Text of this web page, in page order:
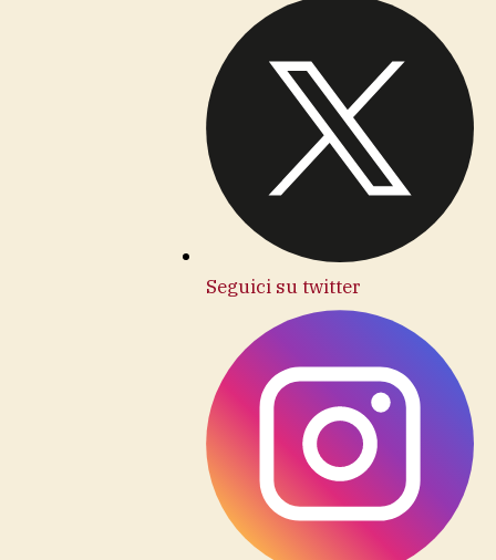
Seguici su twitter